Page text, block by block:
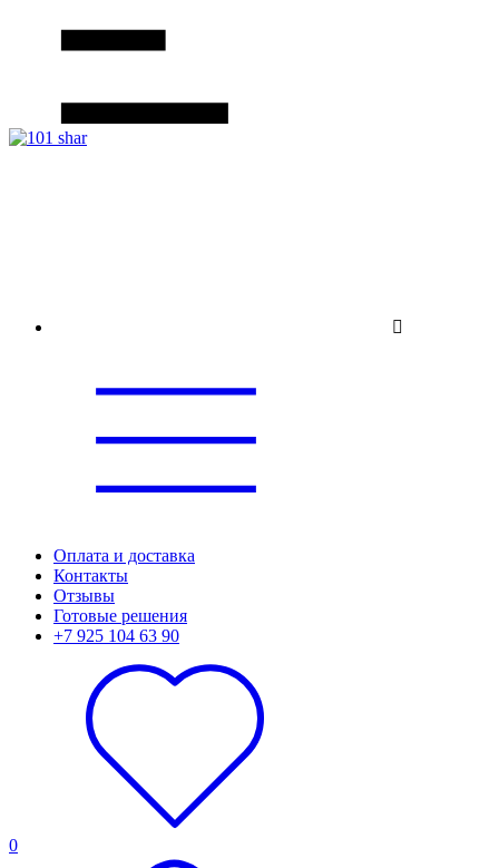
Оплата и доставка
Контакты
Отзывы
Готовые решения
+7 925 104 63 90
0